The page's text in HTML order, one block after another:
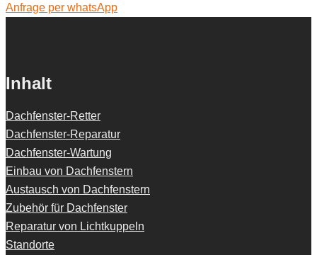
Anfrage per whatsApp
Inhalt
Dachfenster-Retter
Dachfenster-Reparatur
Dachfenster-Wartung
Einbau von Dachfenstern
Austausch von Dachfenstern
Zubehör für Dachfenster
Reparatur von Lichtkuppeln
Standorte